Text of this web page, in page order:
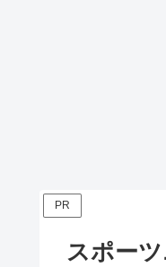
PR
スポー